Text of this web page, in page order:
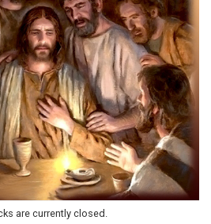
are currently closed.